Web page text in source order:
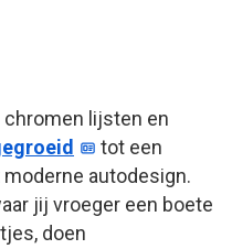
lijsten en
tot een
autodesign.
jij vroeger een boete
doen